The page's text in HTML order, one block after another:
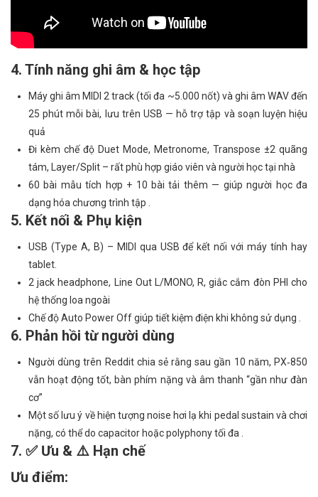
4. Tính năng ghi âm & học tập
Máy ghi âm MIDI 2 track (tối đa ~5.000 nốt) và ghi âm WAV đến
25 phút mỗi bài, lưu trên USB — hỗ trợ tập và soạn luyện hiệu
quả
Đi kèm chế độ Duet Mode, Metronome, Transpose ±2 quãng
tám, Layer/Split – rất phù hợp giáo viên và người học tại nhà
60 bài mẫu tích hợp + 10 bài tải thêm — giúp người học đa
dạng hóa chương trình tập .
5. Kết nối & Phụ kiện
USB (Type A, B) – MIDI qua USB để kết nối với máy tính hay
tablet.
2 jack headphone, Line Out L/MONO, R, giắc cắm đòn PHI cho
hệ thống loa ngoài
Chế độ Auto Power Off giúp tiết kiệm điện khi không sử dụng .
6. Phản hồi từ người dùng
Người dùng trên Reddit chia sẻ rằng sau gần 10 năm, PX‑850
vẫn hoạt động tốt, bàn phím nặng và âm thanh “gần như đàn
cơ”
Một số lưu ý về hiện tượng noise hơi lạ khi pedal sustain và chơi
nặng, có thể do capacitor hoặc polyphony tối đa .
7. ✅ Ưu & ⚠️ Hạn chế
Ưu điểm: